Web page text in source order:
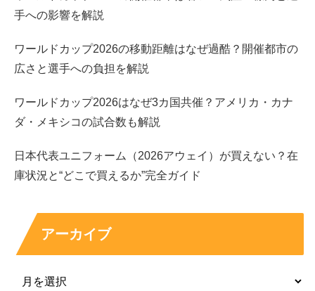
見つからない時は「置き場ズレ」を疑い、平台・
63％増量やローソンの日枠の商品は、通常の棚だけでな
く、目立つ場所にまとめて置かれることがあります。チル
ド麺コーナーで見つからないなら、弁当付近、入口の平
特にキャンペーン期間は、店員さんが「分かりやすい場
逃しやすくなります。探す順番としては、主食系の棚→平
台→レジ前、の流れが効率的です。
ておくと、空振りのストレスが減ります。
手への影響を解説
ワールドカップ2026の移動距離はなぜ過酷？開催都市の
広さと選手への負担を解説
ワールドカップ2026はなぜ3カ国共催？アメリカ・カナ
ダ・メキシコの試合数も解説
日本代表ユニフォーム（2026アウェイ）が買えない？在
庫状況と“どこで買えるか”完全ガイド
アーカイブ